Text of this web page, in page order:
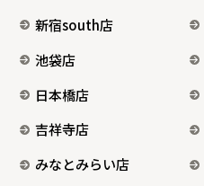
新宿south店
池袋店
日本橋店
吉祥寺店
みなとみらい店